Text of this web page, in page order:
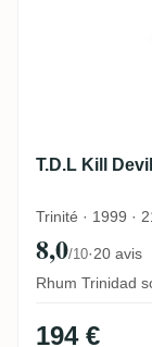
T.D.L Kill
Trinité · 1999 ·
8,0/10·20 avis
Rhum Trinidad
194 €